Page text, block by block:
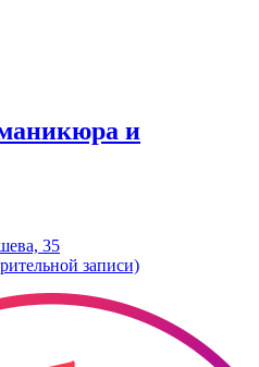
и
35
записи)